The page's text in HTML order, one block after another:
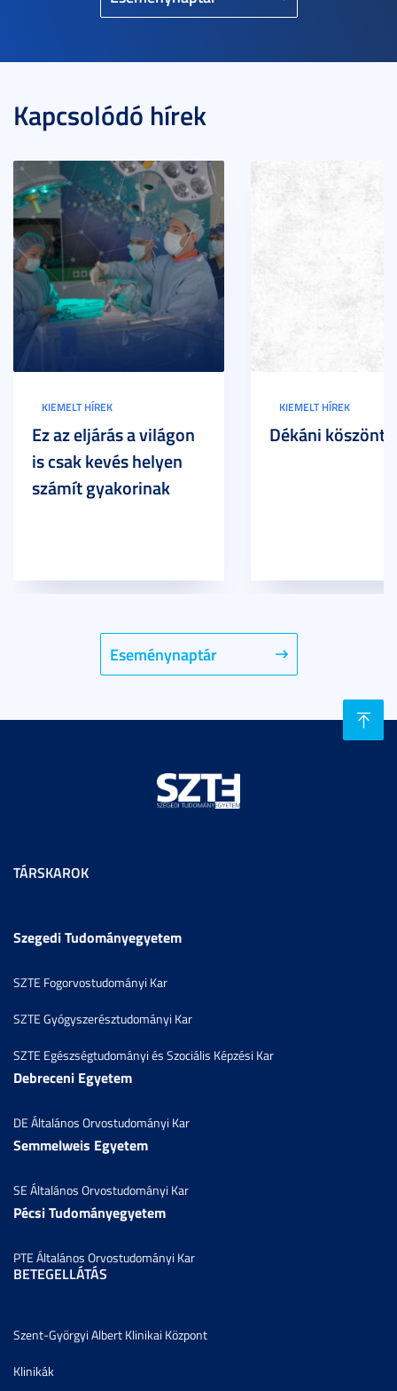
Kapcsolódó hírek
Eseménynaptár
KIEMELT HÍREK
Ez az eljárás a világon
is csak kevés helyen
számít gyakorinak
KIEMELT HÍREK
Dékáni köszöntő
TÁRSKAROK
Szegedi Tudományegyetem
SZTE Fogorvostudományi Kar
SZTE Gyógyszerésztudományi Kar
SZTE Egészségtudományi és Szociális Képzési Kar
Debreceni Egyetem
DE Általános Orvostudományi Kar
Semmelweis Egyetem
SE Általános Orvostudományi Kar
Pécsi Tudományegyetem
PTE Általános Orvostudományi Kar
BETEGELLÁTÁS
Szent-Györgyi Albert Klinikai Központ
Klinikák